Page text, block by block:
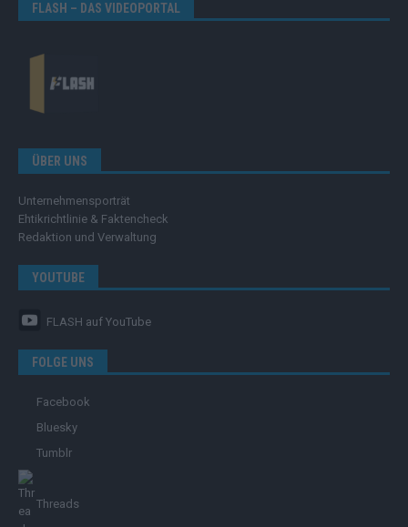
FLASH – DAS VIDEOPORTAL
ÜBER UNS
Unternehmensporträt
Ehtikrichtlinie & Faktencheck
Redaktion und Verwaltung
YOUTUBE
FLASH auf YouTube
FOLGE UNS
Facebook
Bluesky
Tumblr
Threads